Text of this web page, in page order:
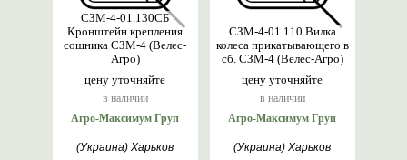
цену уточняйте
в наличии
СЗМ-4-01.130СБ
Кронштейн крепления
сошника СЗМ-4 (Велес-
Агро)
Агро-Максимум Груп
(Украина) Харьков
цену уточняйте
в наличии
СЗМ-4-01.110 Вилка
колеса прикатывающего в
сб. СЗМ-4 (Велес-Агро)
Агро-Максимум Груп
(Украина) Харьков